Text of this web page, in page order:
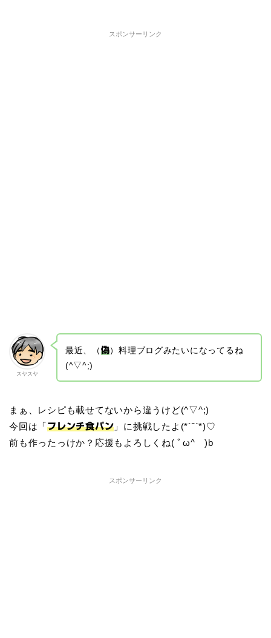
スポンサーリンク
スヤスヤ
最近、（ 偽）料理ブログみたいになってるね
(^▽^;)
まぁ、レシピも載せてないから違うけど(^▽^;)
今回は「フレンチ食パン 」に挑戦したよ(*´˘`*)♡
前も作ったっけか？応援もよろしくね( ﾟω^ )b
スポンサーリンク